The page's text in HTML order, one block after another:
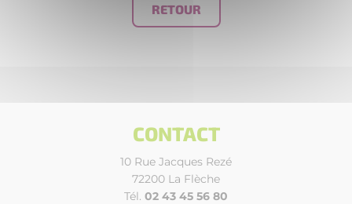
RETOUR
CONTACT
10 Rue Jacques Rezé
72200 La Flèche
Tél. 02 43 45 56 80